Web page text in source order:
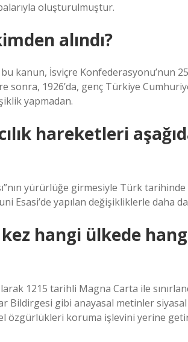
oluşturulmuştur.
alındı?
kanun, İsviçre Konfederasyonu’nun
sonra, 1926’da, genç Türkiye
yapmadan.
hareketleri
yürürlüğe girmesiyle Türk
Esasi’de yapılan değişikliklerle daha
hangi ülkede
1215 tarihli Magna Carta ile
Bildirgesi gibi anayasal metinler siyasal
özgürlükleri koruma işlevini yerine